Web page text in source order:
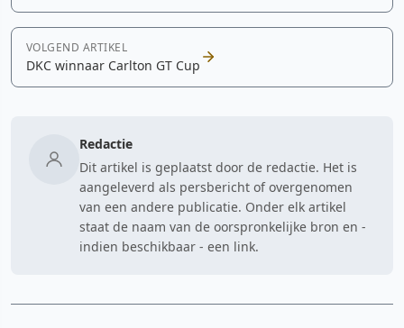
VOLGEND ARTIKEL
DKC winnaar Carlton GT Cup
Redactie
Dit artikel is geplaatst door de redactie. Het is
aangeleverd als persbericht of overgenomen
van een andere publicatie. Onder elk artikel
staat de naam van de oorspronkelijke bron en -
indien beschikbaar - een link.